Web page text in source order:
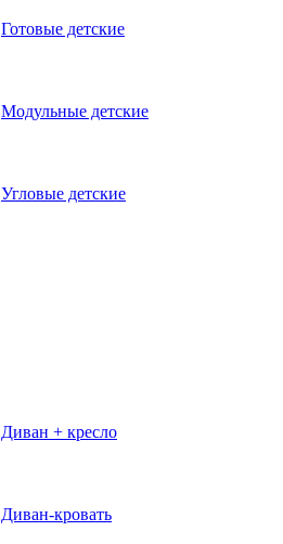
Готовые детские
Модульные детские
Угловые детские
Диван + кресло
Диван-кровать